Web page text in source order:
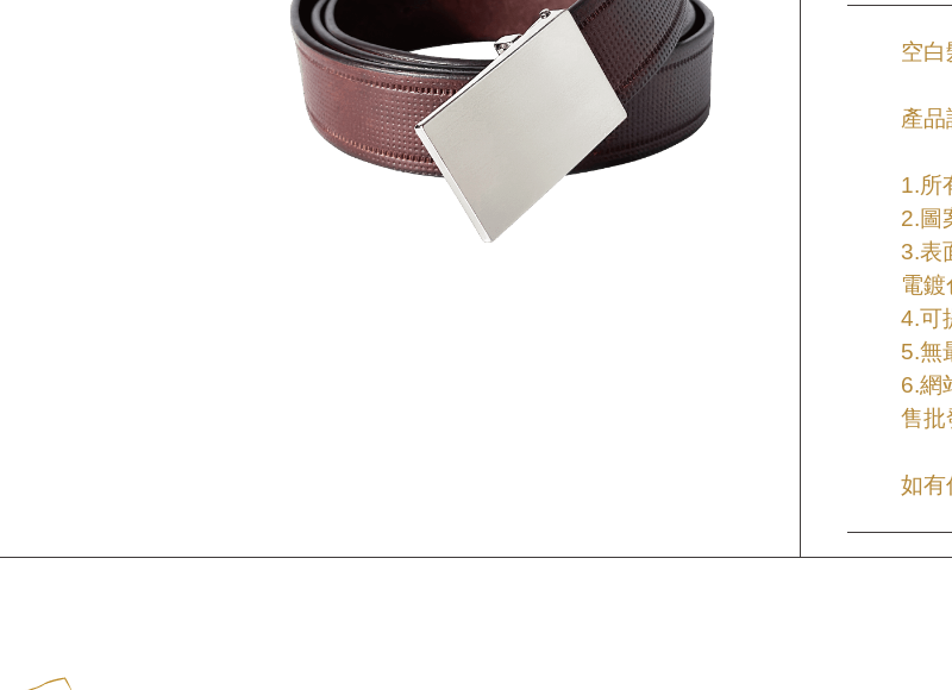
空白
產品
1.所
2.圖
3.表
電鍍
4.可
5.無
6.網
售批
如有